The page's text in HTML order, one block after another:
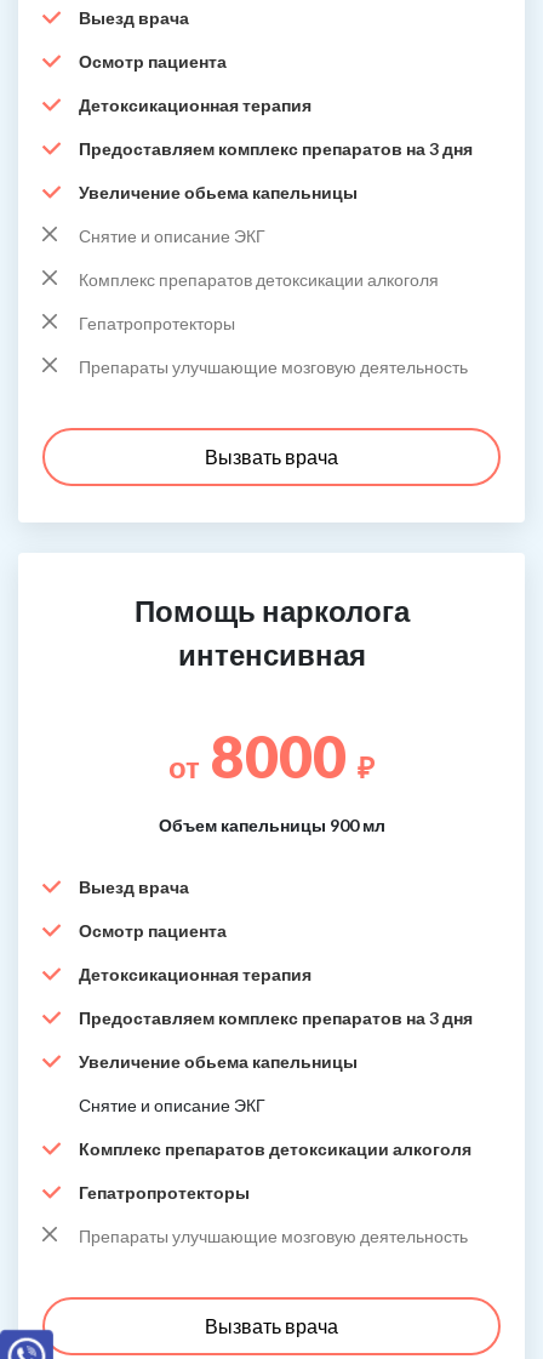
Выезд врача
Осмотр пациента
Детоксикационная терапия
Предоставляем комплекс препаратов на 3 дня
Увеличение обьема капельницы
Снятие и описание ЭКГ
Комплекс препаратов детоксикации алкоголя
Гепатропротекторы
Препараты улучшающие мозговую деятельность
Вызвать врача
Помощь нарколога
интенсивная
от 8000 ₽
Объем капельницы 900 мл
Выезд врача
Осмотр пациента
Детоксикационная терапия
Предоставляем комплекс препаратов на 3 дня
Увеличение обьема капельницы
Снятие и описание ЭКГ
Комплекс препаратов детоксикации алкоголя
Гепатропротекторы
Препараты улучшающие мозговую деятельность
Вызвать врача